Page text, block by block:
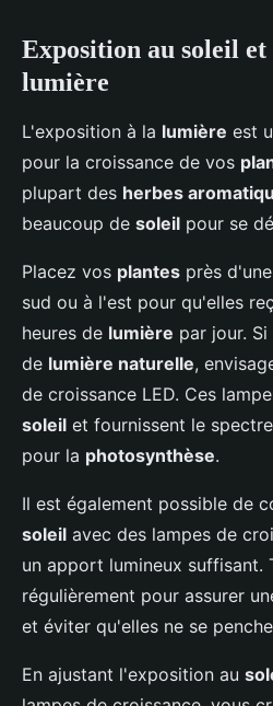
Exposition au soleil et
lumière
L'exposition à la lumière est
pour la croissance de vos
plupart des herbes
beaucoup de soleil pour se
Placez vos plantes près
sud ou à l'est pour qu'elles
heures de lumière par jour.
de lumière naturelle,
de croissance LED. Ces
soleil et fournissent le
pour la photosynthèse.
Il est également possible de
soleil avec des lampes de
un apport lumineux suffisant.
régulièrement pour assurer
et éviter qu'elles ne se
En ajustant l'exposition au